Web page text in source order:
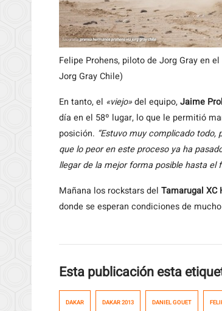
Felipe Prohens, piloto de Jorg Gray en
Jorg Gray Chile)
En tanto, el «viejo»del equipo,Jaime
día en el 58º lugar, lo que le permitió
posición. “Estuvo muy complicado
que lo peor en este proceso ya ha
llegar de la mejor forma posible hasta el
Mañana los rockstars del Tamarugal XC
donde se esperan condiciones de
Esta publicación esta
DAKAR DAKAR 2013 DANIEL GOUET